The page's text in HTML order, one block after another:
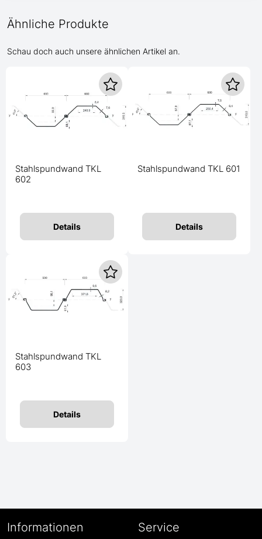
Ähnliche Produkte
Schau doch auch unsere ähnlichen Artikel an.
Stahlspundwand TKL
602
Details
Stahlspundwand TKL 601
Details
Stahlspundwand TKL
603
Details
Informationen Service